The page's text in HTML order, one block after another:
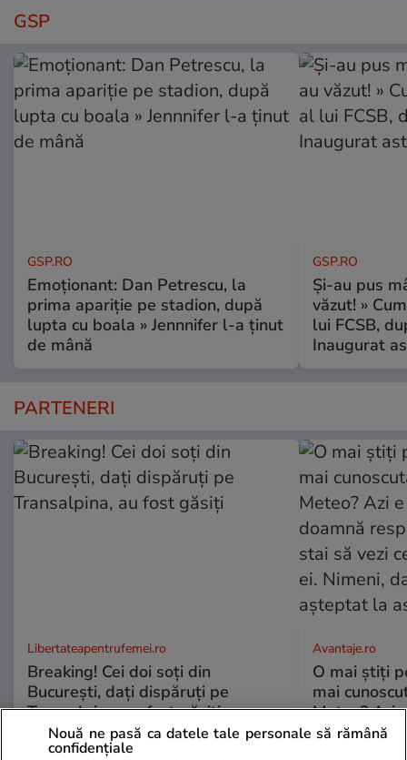
GSP
GSP.RO
Emoționant: Dan Petrescu, la
prima apariție pe stadion, după
lupta cu boala » Jennnifer l-a ținut
de mână
GSP.RO
Și-au pus
văzut! »
lui FCSB,
Inaugurat
PARTENERI
Libertateapentrufemei.ro
Breaking! Cei doi soți din
București, dați dispăruți pe
Transalpina, au fost găsiți
Avantaje.ro
O mai știți
mai
Meteo? Azi
doamnă
Nouă ne pasă ca datele tale personale să rămână
confidențiale